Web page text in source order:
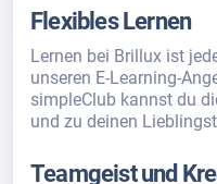
Flexibles Lernen
Lernen bei Brillux ist
unseren E-Learning-
simpleClub kannst du
und zu deinen
Teamgeist und